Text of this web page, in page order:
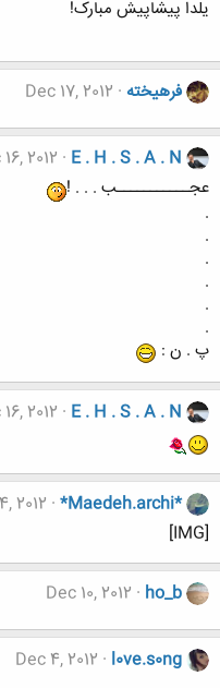
یلدا پیشاپیش مبارک!
فرهيخته Dec 17, 2012
E . H . S . A . N
2012
عجـــــــــــب . . . !
.
.
.
.
.
.
پ . ن :
E . H . S . A . N
2012
*Maedeh.archi*
2012
[IMG]
ho_b
Dec 10, 2012
l0ve.s0ng
Dec 4, 2012